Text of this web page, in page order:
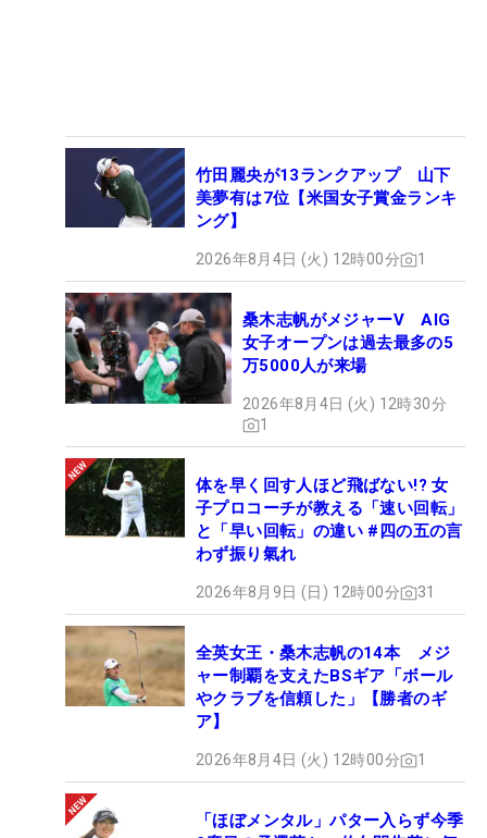
竹田麗央が13ランクアップ 山下
美夢有は7位【米国女子賞金ランキ
ング】
2026年8月4日 (火) 12時00分 1
桑木志帆がメジャーV AIG
女子オープンは過去最多の5
万5000人が来場
2026年8月4日 (火) 12時30分
1
体を早く回す人ほど飛ばない!? 女
子プロコーチが教える「速い回転」
と「早い回転」の違い #四の五の言
わず振り氣れ
2026年8月9日 (日) 12時00分 31
全英女王・桑木志帆の14本 メジ
ャー制覇を支えたBSギア「ボール
やクラブを信頼した」【勝者のギ
ア】
2026年8月4日 (火) 12時00分 1
「ほぼメンタル」パター入らず今季